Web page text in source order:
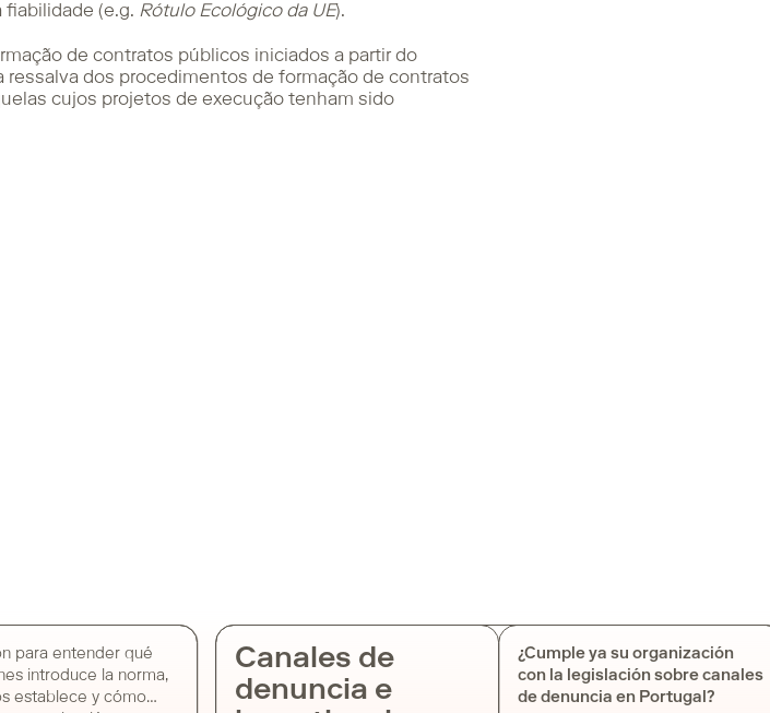
(e.g. Rótulo Ecológico da UE).
de contratos públicos iniciados a partir do
dos procedimentos de formação de contratos
cujos projetos de execução tenham sido
para entender qué
introduce la norma,
establece y cómo
Canales de
denuncia e
¿Cumple ya su organización
con la legislación sobre canales
de denuncia en Portugal?